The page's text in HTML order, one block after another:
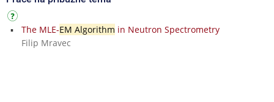
The MLE-EM Algorithm in Neutron Spectrometry
Filip Mravec